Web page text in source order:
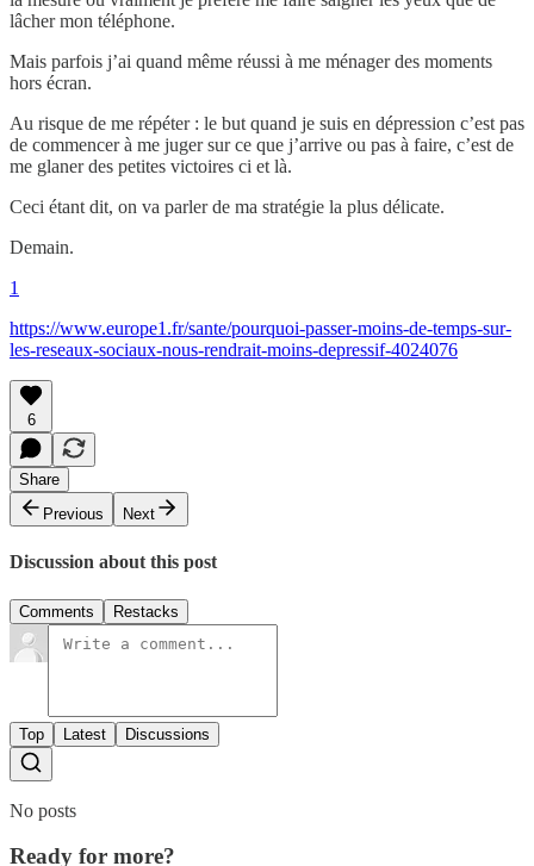
lâcher mon téléphone.
Mais parfois j’ai quand même réussi à me ménager des moments
hors écran.
Au risque de me répéter : le but quand je suis en dépression c’est pas
de commencer à me juger sur ce que j’arrive ou pas à faire, c’est de
me glaner des petites victoires ci et là.
Ceci étant dit, on va parler de ma stratégie la plus délicate.
Demain.
1
https://www.europe1.fr/sante/pourquoi-passer-moins-de-temps-sur-
les-reseaux-sociaux-nous-rendrait-moins-depressif-4024076
6
Share
Previous
Next
Discussion about this post
Comments Restacks
Top Latest Discussions
No posts
Ready for more?